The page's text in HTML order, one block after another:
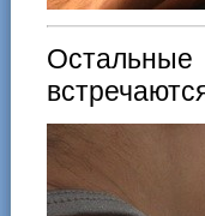
Остальные